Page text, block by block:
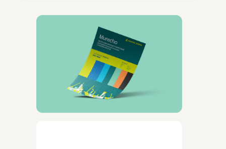
for
virksomheter